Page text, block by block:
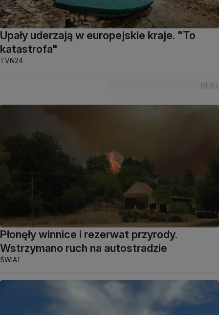
Upały uderzają w europejskie kraje. "To
katastrofa"
TVN24
Płonęły winnice i rezerwat przyrody.
Wstrzymano ruch na autostradzie
ŚWIAT